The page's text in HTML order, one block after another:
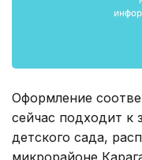
Оформление
сейчас подходит к
детского сада,
микрорайоне